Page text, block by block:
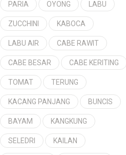
PARIA OYONG LABU
ZUCCHINI KABOCA
LABU AIR CABE RAWIT
CABE BESAR CABE KERITING
TOMAT TERUNG
KACANG PANJANG BUNCIS
BAYAM KANGKUNG
SELEDRI KAILAN